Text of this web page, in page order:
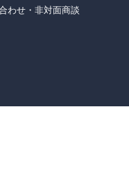
わせ・非対面商談